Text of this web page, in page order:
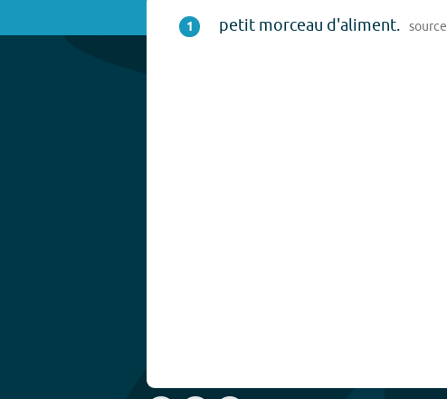
1 petit morceau d'aliment. source